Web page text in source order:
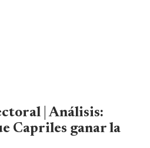
| Análisis:
Capriles ganar la